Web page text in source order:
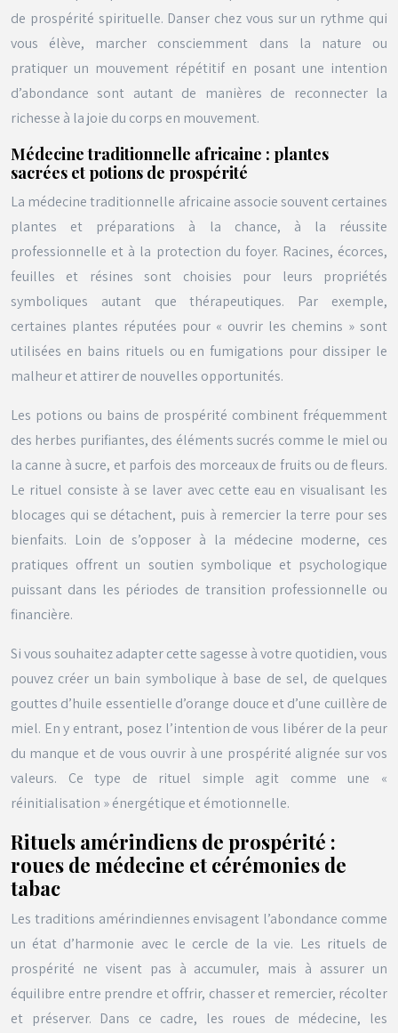
de prospérité spirituelle. Danser chez vous sur un rythme qui
vous élève, marcher consciemment dans la nature ou
pratiquer un mouvement répétitif en posant une intention
d’abondance sont autant de manières de reconnecter la
richesse à la joie du corps en mouvement.
Médecine traditionnelle africaine : plantes
sacrées et potions de prospérité
La médecine traditionnelle africaine associe souvent certaines
plantes et préparations à la chance, à la réussite
professionnelle et à la protection du foyer. Racines, écorces,
feuilles et résines sont choisies pour leurs propriétés
symboliques autant que thérapeutiques. Par exemple,
certaines plantes réputées pour « ouvrir les chemins » sont
utilisées en bains rituels ou en fumigations pour dissiper le
malheur et attirer de nouvelles opportunités.
Les potions ou bains de prospérité combinent fréquemment
des herbes purifiantes, des éléments sucrés comme le miel ou
la canne à sucre, et parfois des morceaux de fruits ou de fleurs.
Le rituel consiste à se laver avec cette eau en visualisant les
blocages qui se détachent, puis à remercier la terre pour ses
bienfaits. Loin de s’opposer à la médecine moderne, ces
pratiques offrent un soutien symbolique et psychologique
puissant dans les périodes de transition professionnelle ou
financière.
Si vous souhaitez adapter cette sagesse à votre quotidien, vous
pouvez créer un bain symbolique à base de sel, de quelques
gouttes d’huile essentielle d’orange douce et d’une cuillère de
miel. En y entrant, posez l’intention de vous libérer de la peur
du manque et de vous ouvrir à une prospérité alignée sur vos
valeurs. Ce type de rituel simple agit comme une «
réinitialisation » énergétique et émotionnelle.
Rituels amérindiens de prospérité :
roues de médecine et cérémonies de
tabac
Les traditions amérindiennes envisagent l’abondance comme
un état d’harmonie avec le cercle de la vie. Les rituels de
prospérité ne visent pas à accumuler, mais à assurer un
équilibre entre prendre et offrir, chasser et remercier, récolter
et préserver. Dans ce cadre, les roues de médecine, les